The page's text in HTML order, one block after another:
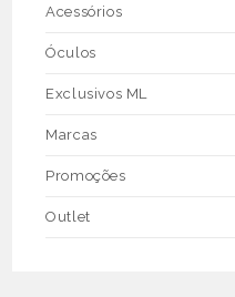
Acessórios
Óculos
Exclusivos ML
Marcas
Promoções
Outlet